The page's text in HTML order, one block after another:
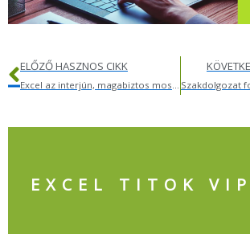
ELŐZŐ HASZNOS CIKK
EXCEL TITOK